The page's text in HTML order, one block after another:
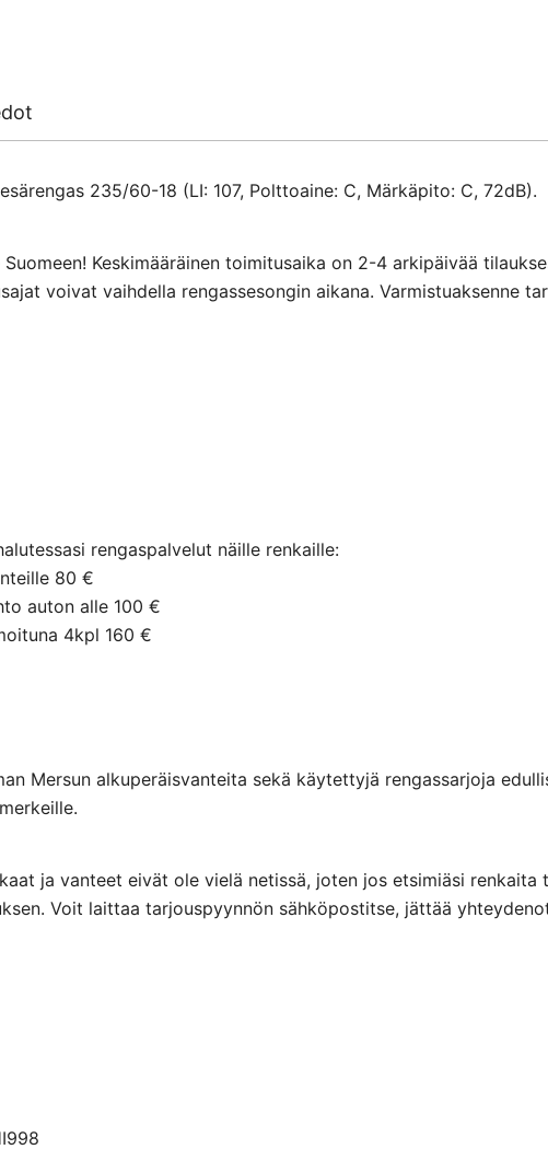
235/60-18 (LI: 107, Polttoaine: C, Märkäpito: C, 72dB).
Keskimääräinen toimitusaika on 2-4 arkipäivää
voivat vaihdella rengassesongin aikana. Varmistuaksenne
rengaspalvelut näille renkaille:
80 €
auton alle 100 €
4kpl 160 €
Mersun alkuperäisvanteita sekä käytettyjä rengassarjoja
ja vanteet eivät ole vielä netissä, joten jos etsimiäsi
Voit laittaa tarjouspyynnön sähköpostitse, jättää